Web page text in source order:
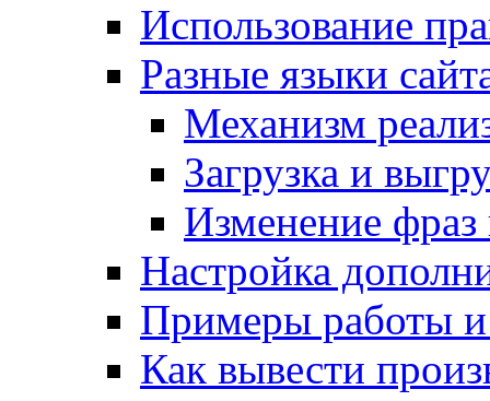
Использование
Разные языки
Механизм
Загрузка и
Изменение
Настройка
Примеры работы
Как вывести